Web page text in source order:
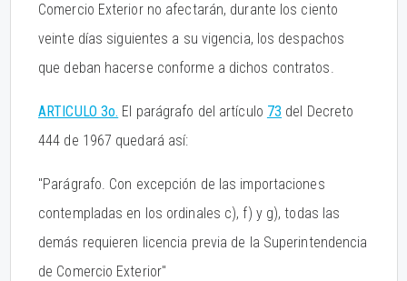
Comercio Exterior no afectarán, durante los ciento
veinte días siguientes a su vigencia, los despachos
que deban hacerse conforme a dichos contratos.
ARTICULO 3o. El parágrafo del artículo 73 del Decreto
444 de 1967 quedará así:
"Parágrafo. Con excepción de las importaciones
contempladas en los ordinales c), f) y g), todas las
demás requieren licencia previa de la Superintendencia
de Comercio Exterior"